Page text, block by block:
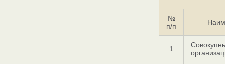
№
п/п
1